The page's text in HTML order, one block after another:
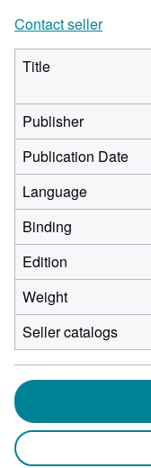
Contact seller
Title
Publisher
Publication Date
Language
Binding
Edition
Weight
Seller catalogs